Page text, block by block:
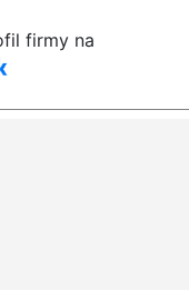
firmy na